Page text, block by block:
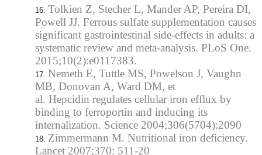
Tolkien Z, Stecher L, Mander AP, Pereira DI,
Powell JJ. Ferrous sulfate supplementation causes
significant gastrointestinal side-effects in adults: a
systematic review and meta-analysis. PLoS One.
2015;10(2):e0117383.
Nemeth E, Tuttle MS, Powelson J, Vaughn
MB, Donovan A, Ward DM, et
al. Hepcidin regulates cellular iron efflux by
binding to ferroportin and inducing its
internalization. Science 2004;306(5704):2090
Zimmermann M. Nutritional iron deficiency.
Lancet 2007;370: 511-20